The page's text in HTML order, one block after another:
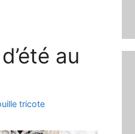
au
tricote